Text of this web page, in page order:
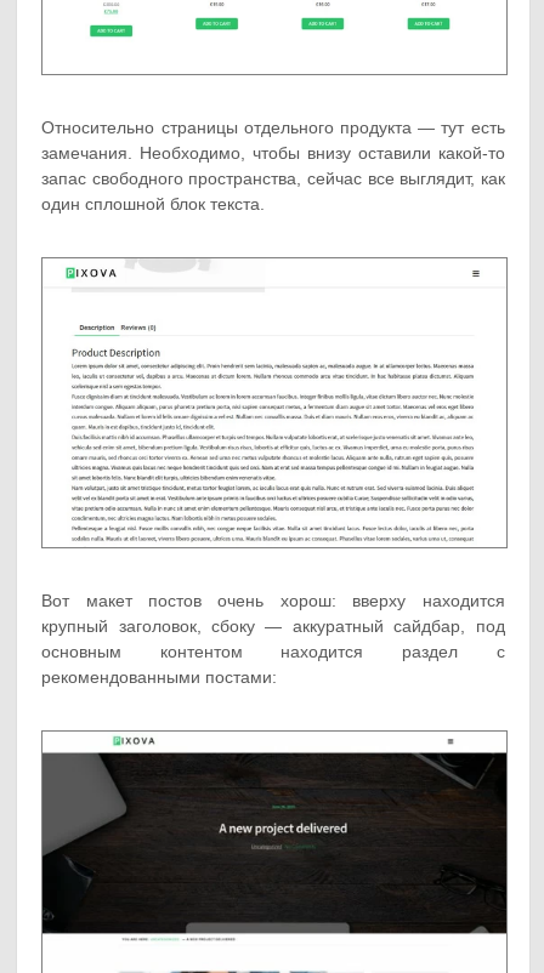
Относительно страницы отдельного продукта — тут есть
замечания. Необходимо, чтобы внизу оставили какой-то
запас свободного пространства, сейчас все выглядит, как
один сплошной блок текста.
Вот макет постов очень хорош: вверху находится
крупный заголовок, сбоку — аккуратный сайдбар, под
основным контентом находится раздел с
рекомендованными постами: